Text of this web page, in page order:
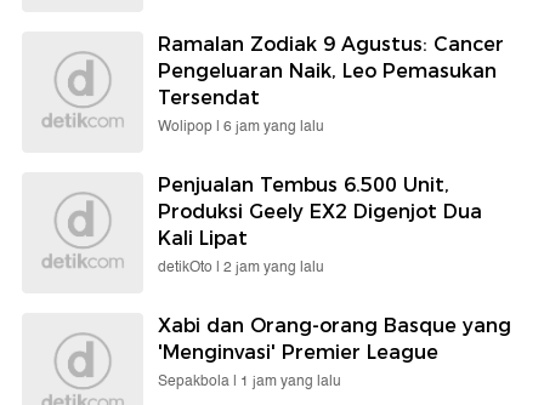
Ramalan Zodiak 9 Agustus: Cancer
Pengeluaran Naik, Leo Pemasukan
Tersendat
Wolipop | 6 jam yang lalu
Penjualan Tembus 6.500 Unit,
Produksi Geely EX2 Digenjot Dua
Kali Lipat
detikOto | 2 jam yang lalu
Xabi dan Orang-orang Basque yang
'Menginvasi' Premier League
Sepakbola | 1 jam yang lalu